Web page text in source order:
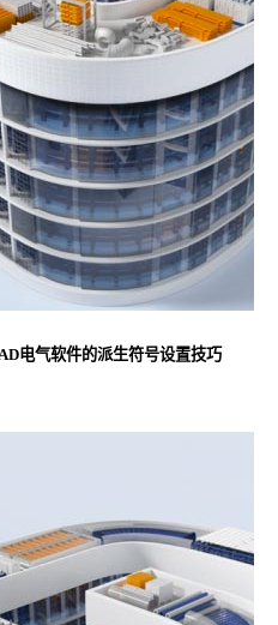
电气软件的派生符号设置技巧